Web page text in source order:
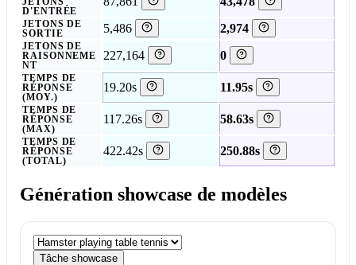
D'ENTRÉE
JETONS DE
SORTIE
5,486 2,974
JETONS DE
RAISONNEME
NT
227,164 0
TEMPS DE
RÉPONSE
(MOY.)
19.20s 11.95s
TEMPS DE
RÉPONSE
(MAX)
117.26s 58.63s
TEMPS DE
RÉPONSE
(TOTAL)
422.42s 250.88s
Génération showcase de modèles
Tâche showcase